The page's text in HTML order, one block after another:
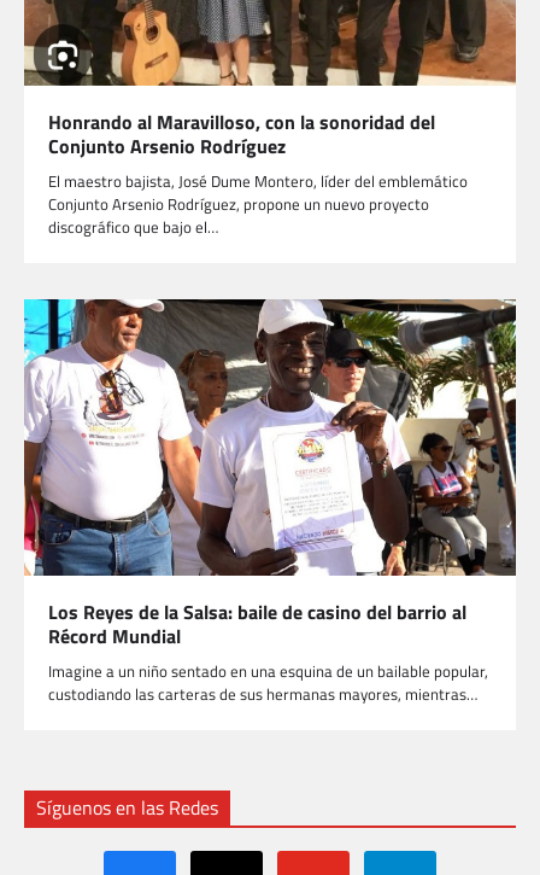
Honrando al Maravilloso, con la sonoridad del
Conjunto Arsenio Rodríguez
El maestro bajista, José Dume Montero, líder del emblemático
Conjunto Arsenio Rodríguez, propone un nuevo proyecto
discográfico que bajo el…
Los Reyes de la Salsa: baile de casino del barrio al
Récord Mundial
Imagine a un niño sentado en una esquina de un bailable popular,
custodiando las carteras de sus hermanas mayores, mientras…
Síguenos en las Redes
facebook x youtube telegram